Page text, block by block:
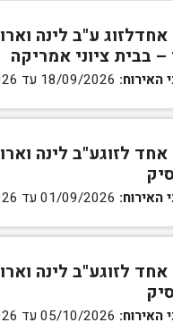
אחדלזוג ע"ב לינה
– בבית ציוני אמריקה
האירוח:
האירוח:
האירוח: